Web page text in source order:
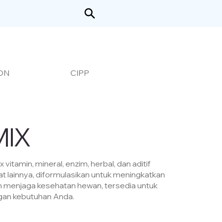
CIPP
vitamin, mineral, enzim, herbal, dan aditif
lainnya, diformulasikan untuk meningkatkan
kesehatan hewan, tersedia untuk
kebutuhan Anda.